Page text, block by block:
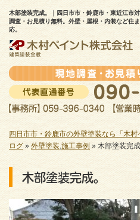
木部塗装完成。｜四日市市・鈴鹿市・東近江市
調査・お見積り無料。外壁・屋根・内装など住
応。
四日市市・鈴鹿市の外壁塗装なら「木村
ログ» 外壁塗装,施工事例 » 木部塗装完成
木部塗装完成。